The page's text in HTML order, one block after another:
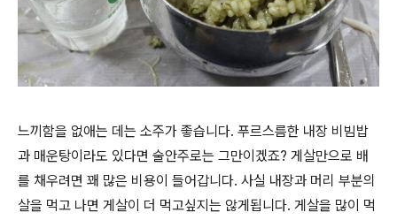
느끼함을 없애는 데는 소주가 좋습니다. 푸르스름한 내장 비빔밥
과 매운탕이라도 있다면 술안주로는 그만이겠죠? 게살만으로 배
를 채우려면 꽤 많은 비용이 들어갑니다. 사실 내장과 머리 부분의
살을 먹고 나면 게살이 더 먹고싶지는 않게됩니다. 게살을 많이 먹